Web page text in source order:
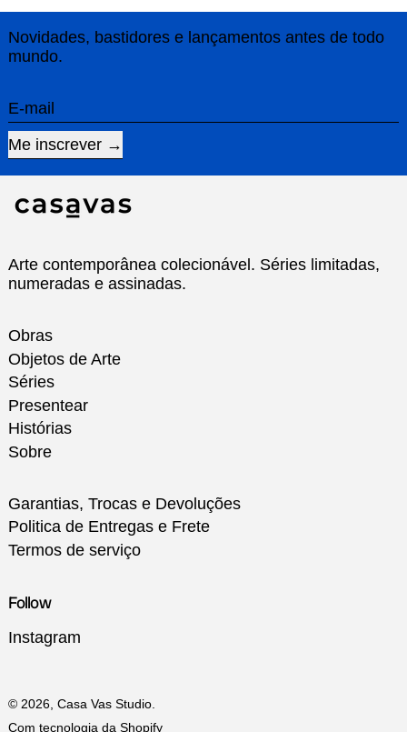
Novidades, bastidores e lançamentos antes de todo
mundo.
E-mail
Me inscrever
Arte contemporânea colecionável. Séries limitadas,
numeradas e assinadas.
Obras
Objetos de Arte
Séries
Presentear
Histórias
Sobre
Garantias, Trocas e Devoluções
Politica de Entregas e Frete
Termos de serviço
Follow
Instagram
© 2026, Casa Vas Studio
Com tecnologia da Shopify